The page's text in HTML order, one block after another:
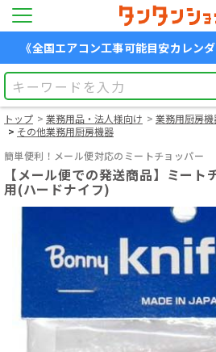
《全国エアコン工事可能目安カレンダ
トップ 業務用品・法人様向け 業務用厨房
その他業務用厨房機器
簡単便利！メール便対応のミートチョッパー
【メール便での発送商品】ミー
用(ハードナイフ)